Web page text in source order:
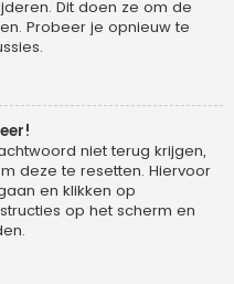
Dit doen ze om de
Probeer je opnieuw te
niet terug krijgen,
deze te resetten. Hiervoor
en klikken op
op het scherm en